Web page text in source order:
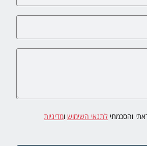
והסכמתי לתנאי השימוש ומדיניות